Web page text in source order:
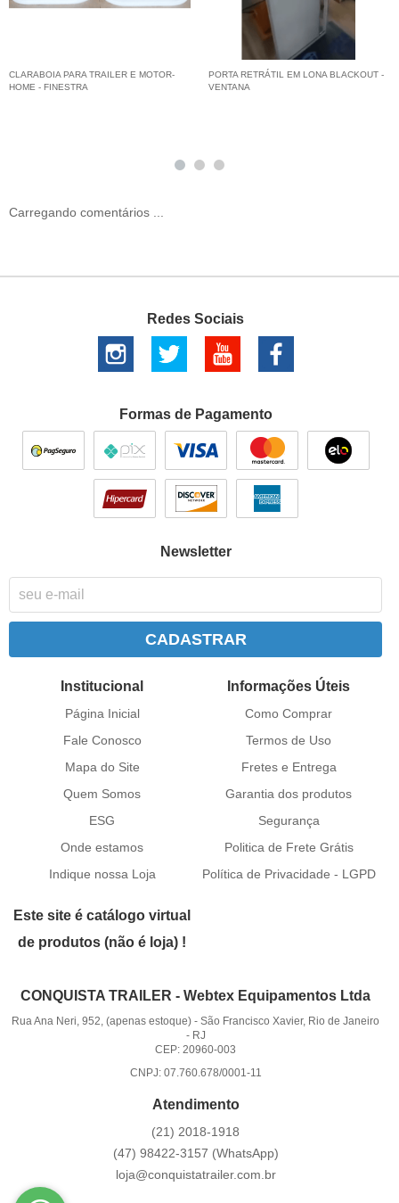
CLARABOIA PARA TRAILER E MOTOR-
HOME - FINESTRA
PORTA RETRÁTIL EM LONA BLACKOUT -
VENTANA
Carregando comentários ...
Redes Sociais
Formas de Pagamento
Newsletter
CADASTRAR
Institucional
Página Inicial
Fale Conosco
Mapa do Site
Quem Somos
ESG
Onde estamos
Indique nossa Loja
Informações Úteis
Como Comprar
Termos de Uso
Fretes e Entrega
Garantia dos produtos
Segurança
Politica de Frete Grátis
Política de Privacidade - LGPD
Este site é catálogo virtual
de produtos (não é loja) !
CONQUISTA TRAILER - Webtex Equipamentos Ltda
Rua Ana Neri, 952, (apenas estoque) -São Francisco Xavier, Rio de Janeiro
- RJ
CEP: 20960-003
CNPJ: 07.760.678/0001-11
Atendimento
(21) 2018-1918
(47) 98422-3157 (WhatsApp)
loja@conquistatrailer.com.br